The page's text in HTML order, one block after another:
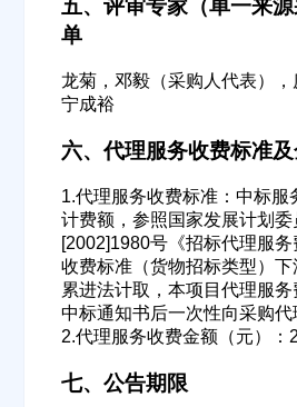
五、评审专家（单一来
单
龙菊，邓毅（采购人代表），
宁成裕
六、代理服务收费标准
1.代理服务收费标准：中标服
计费额，参照国家发展计划委
[2002]1980号《招标代理服务
收费标准（货物招标类型）
累进法计取，本项目代理服
中标通知书后一次性向采购代
2.代理服务收费金额（元）：
七、公告期限
欢迎入驻供
公司名称